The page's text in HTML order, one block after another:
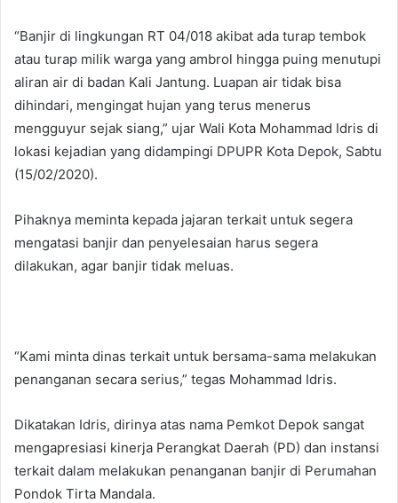
“Banjir di lingkungan RT 04/018 akibat ada turap tembok
atau turap milik warga yang ambrol hingga puing menutupi
aliran air di badan Kali Jantung. Luapan air tidak bisa
dihindari, mengingat hujan yang terus menerus
mengguyur sejak siang,” ujar Wali Kota Mohammad Idris di
lokasi kejadian yang didampingi DPUPR Kota Depok, Sabtu
(15/02/2020).
Pihaknya meminta kepada jajaran terkait untuk segera
mengatasi banjir dan penyelesaian harus segera
dilakukan, agar banjir tidak meluas.
“Kami minta dinas terkait untuk bersama-sama melakukan
penanganan secara serius,” tegas Mohammad Idris.
Dikatakan Idris, dirinya atas nama Pemkot Depok sangat
mengapresiasi kinerja Perangkat Daerah (PD) dan instansi
terkait dalam melakukan penanganan banjir di Perumahan
Pondok Tirta Mandala.